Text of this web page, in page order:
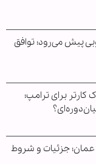
پیش می‌رود؛ توافق
برای ترامپ؛
و عمان؛ جزئیات و شروط